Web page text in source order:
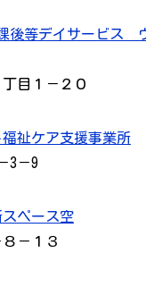
後等デイサービス
目１－２０
祉ケア支援事業所
3－9
ペース空
－１３